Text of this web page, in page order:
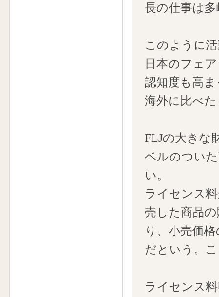
長の仕事は
このように
日本のフェ
認知度も高
海外に比べ
FLJの大きな
ベルのつい
い。
ライセンス
売した商品
り、小売価
だという。
ライセンス